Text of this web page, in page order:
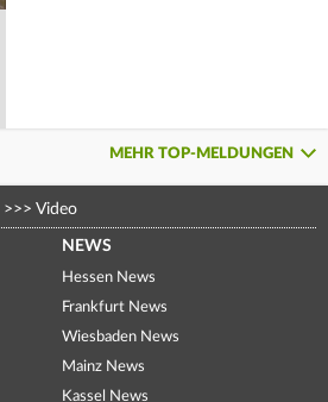
MEHR TOP-MELDUNGEN
>>> Video
NEWS
Hessen News
Frankfurt News
Wiesbaden News
Mainz News
Kassel News